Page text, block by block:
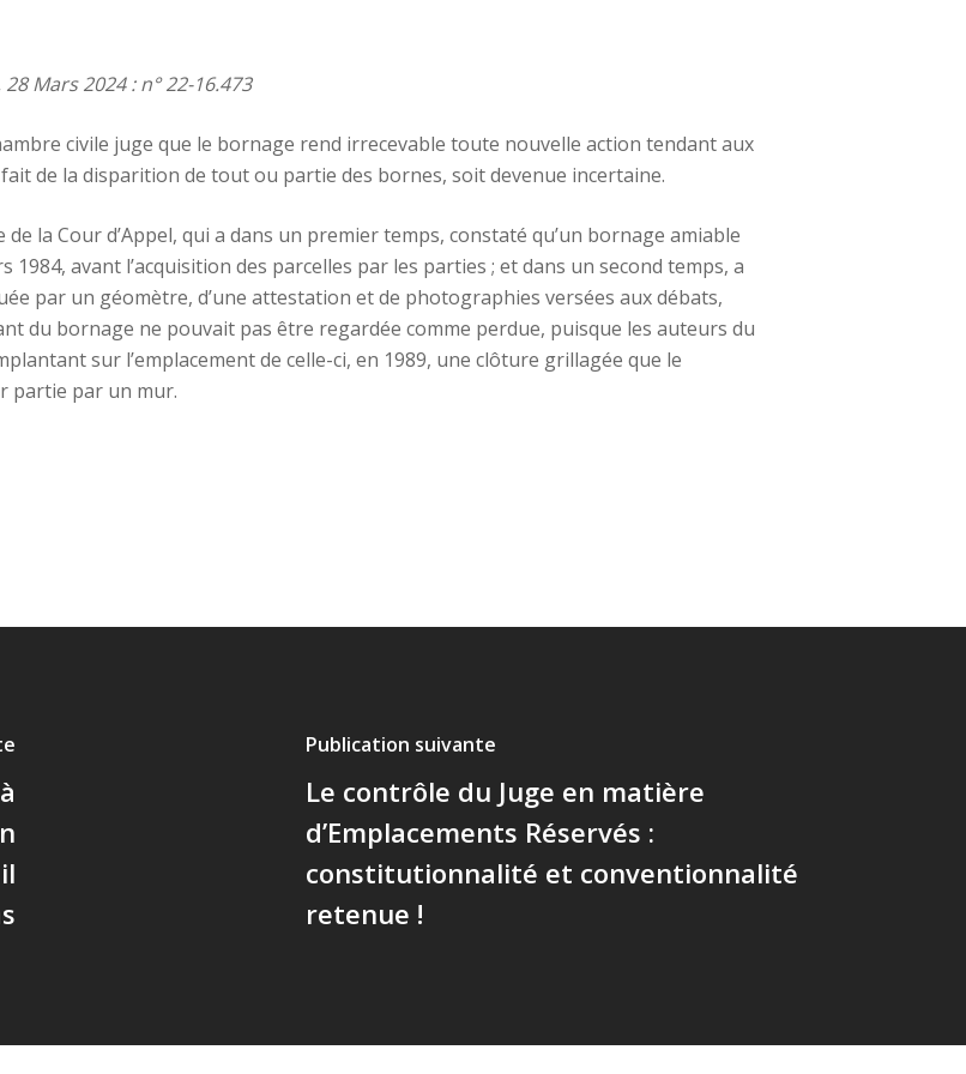
Mars 2024 : n° 22-16.473
civile juge que le bornage rend irrecevable toute nouvelle action tendant aux
de la disparition de tout ou partie des bornes, soit devenue incertaine.
la Cour d’Appel, qui a dans un premier temps, constaté qu’un bornage amiable
avant l’acquisition des parcelles par les parties ; et dans un second temps, a
par un géomètre, d’une attestation et de photographies versées aux débats,
du bornage ne pouvait pas être regardée comme perdue, puisque les auteurs du
sur l’emplacement de celle-ci, en 1989, une clôture grillagée que le
partie par un mur.
Publication suivante
Le contrôle du Juge en matière
d’Emplacements Réservés :
constitutionnalité et conventionnalité
retenue !